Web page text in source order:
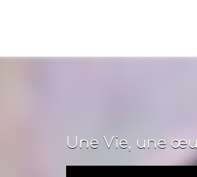
Une Vie, une